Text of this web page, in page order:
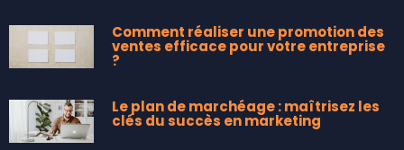
Comment réaliser une promotion des
ventes efficace pour votre entreprise
?
Le plan de marchéage : maîtrisez les
clés du succès en marketing